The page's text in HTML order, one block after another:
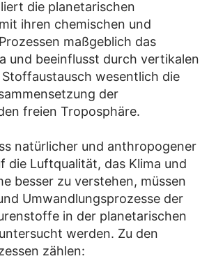
die planetarischen
ihren chemischen und
maßgeblich das
und beeinflusst durch vertikalen
wesentlich die
der
freien Troposphäre.
natürlicher und anthropogener
die Luftqualität, das Klima und
besser zu verstehen, müssen
Umwandlungsprozesse der
in der planetarischen
werden. Zu den
zählen: